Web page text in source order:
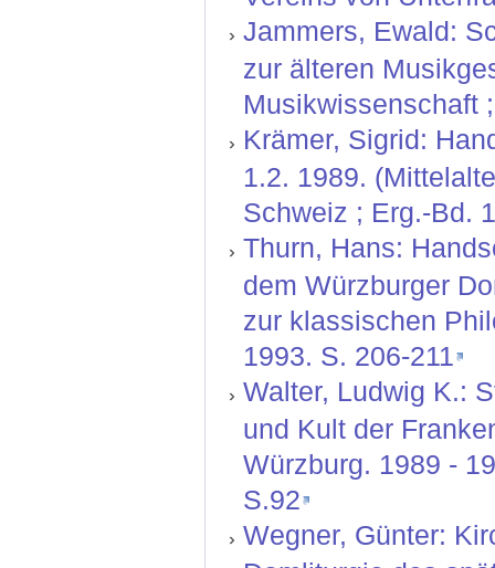
Jammers, Ewald:
zur älteren
Musikwissenschaft
Krämer, Sigrid:
1.2. 1989.
Schweiz ; Erg.-Bd.
Thurn, Hans:
dem Würzburger
zur klassischen
1993. S. 206-211
Walter, Ludwig K.:
und Kult der
Würzburg. 1989 -
S.92
Wegner, Günter: